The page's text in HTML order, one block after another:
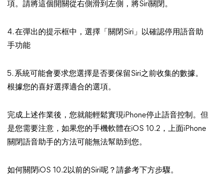
項。請將這個開關從右側滑到左側，將Siri關閉。
4. 在彈出的提示框中，選擇「關閉Siri」以確認停用語音助
手功能
5. 系統可能會要求您選擇是否要保留Siri之前收集的數據。
根據您的喜好選擇適合的選項。
完成上述作業後，您就能輕鬆實現iPhone停止語音控制。但
是您需要注意，如果您的手機軟體在iOS 10.2，上面iPhone
關閉語音助手的方法可能無法幫助到您。
如何關閉iOS 10.2以前的Siri呢？請參考下方步驟。